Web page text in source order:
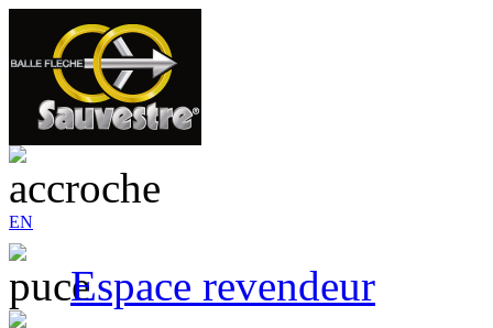
EN
Espace revendeur